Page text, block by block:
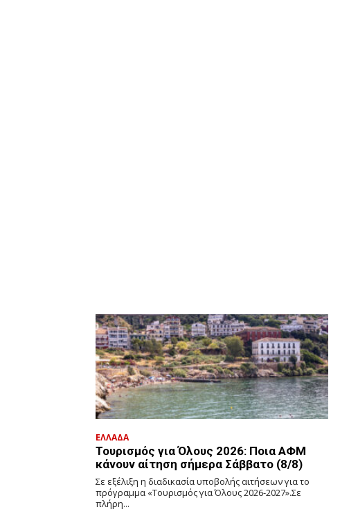
ΕΛΛΑΔΑ
Τουρισμός για Όλους 2026: Ποια ΑΦΜ
κάνουν αίτηση σήμερα Σάββατο (8/8)
Σε εξέλιξη η διαδικασία υποβολής αιτήσεων για το
πρόγραμμα «Τουρισμός για Όλους 2026-2027».Σε
πλήρη...